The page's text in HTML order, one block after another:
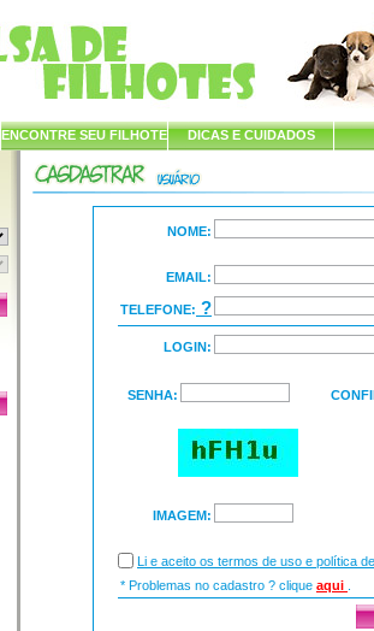
ENCONTRE SEU FILHOTE DICAS E CUIDADOS
NOME:
EMAIL:
TELEFONE: ?
LOGIN:
SENHA:
IMAGEM:
Li e aceito os termos de uso e política
* Problemas no cadastro ? clique aqui